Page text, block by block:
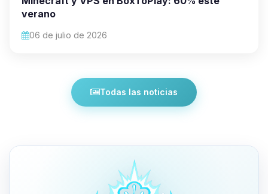
verano
06 de julio de 2026
Todas las noticias